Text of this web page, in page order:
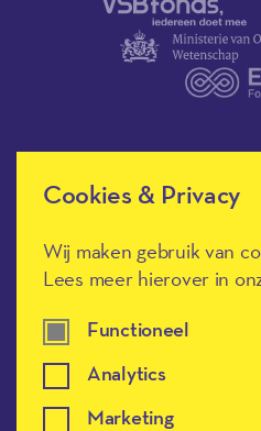
Cookies & Privacy
Wij maken gebruik van
Lees meer hierover in
Functioneel
Analytics
Marketing
Méér Muziek in de
culturele ANBI-